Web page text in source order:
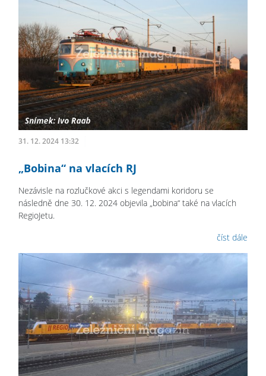
31. 12. 2024 13:32
„Bobina“ na vlacích RJ
Nezávisle na rozlučkové akci s legendami koridoru se
následně dne 30. 12. 2024 objevila „bobina“ také na vlacích
RegioJetu.
číst dále